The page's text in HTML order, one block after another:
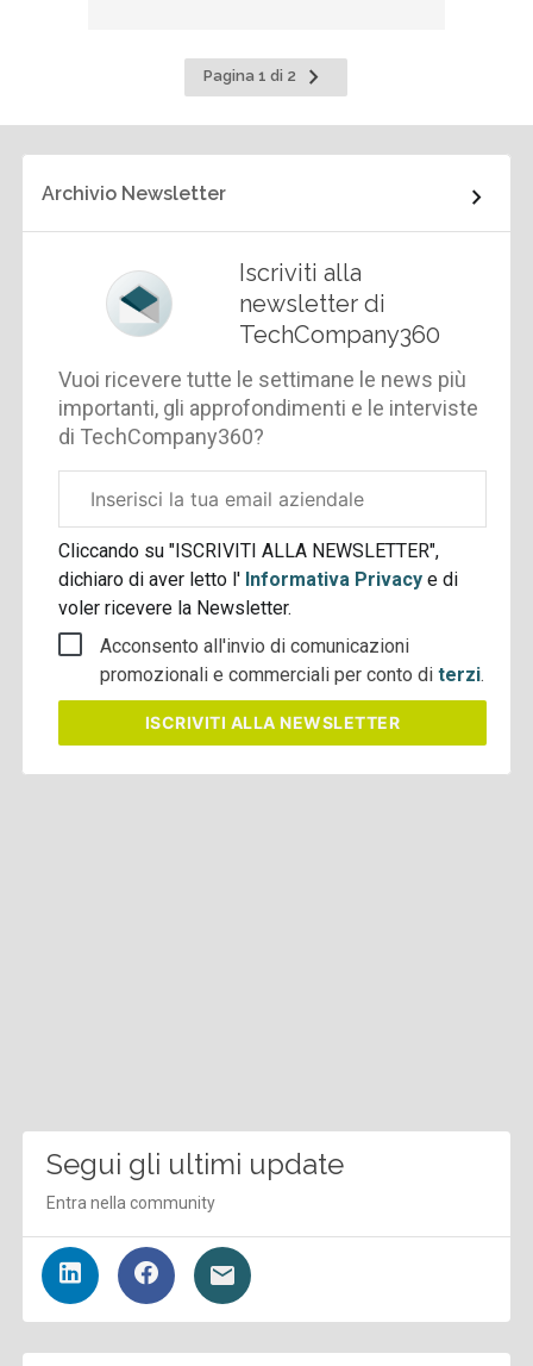
Pagina 1 di 2
Pagina
successiva
Archivio Newsletter
Iscriviti alla
newsletter di
TechCompany360
Vuoi ricevere tutte le settimane le news più
importanti, gli approfondimenti e le interviste
di TechCompany360?
aziendale
Cliccando su "ISCRIVITI ALLA NEWSLETTER",
dichiaro di aver letto l' Informativa Privacye di
voler ricevere la Newsletter.
Acconsento all'invio di comunicazioni
promozionali e commerciali per conto diterzi.
ISCRIVITI ALLA NEWSLETTER
Segui gli ultimi update
Entra nella community